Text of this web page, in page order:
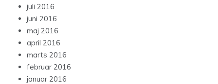
juli 2016
juni 2016
maj 2016
april 2016
marts 2016
februar 2016
januar 2016